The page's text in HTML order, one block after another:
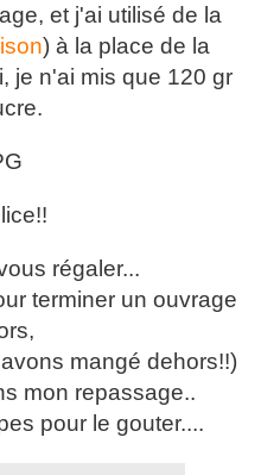
et j'ai utilisé de la
) à la place de la
je n'ai mis que 120 gr
régaler...
terminer un ouvrage
mangé dehors!!)
mon repassage..
pour le gouter....